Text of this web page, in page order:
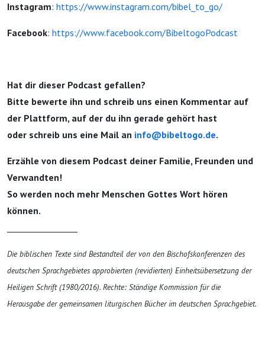
Instagram: https://www.instagram.com/bibel_to_go/
Facebook: https://www.facebook.com/BibeltogoPodcast
Hat dir dieser Podcast gefallen?
Bitte bewerte ihn und schreib uns einen Kommentar auf
der Plattform, auf der du ihn gerade gehört hast
oder schreib uns eine Mail an info@bibeltogo.de.
Erzähle von diesem Podcast deiner Familie, Freunden und
Verwandten!
So werden noch mehr Menschen Gottes Wort hören
können.
Die biblischen Texte sind Bestandteil der von den Bischofskonferenzen des
deutschen Sprachgebietes approbierten (revidierten) Einheitsübersetzung der
Heiligen Schrift (1980/2016). Rechte: Ständige Kommission für die
Herausgabe der gemeinsamen liturgischen Bücher im deutschen Sprachgebiet.